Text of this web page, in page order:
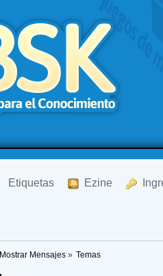
Etiquetas Ezine
Mostrar Mensajes» Temas